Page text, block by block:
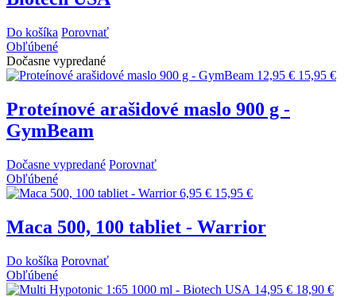
Do košíka Porovnať
Obľúbené
Dočasne vypredané
12,95 € 15,95 €
Proteínové arašidové maslo 900 g -
GymBeam
Dočasne vypredané Porovnať
Obľúbené
6,95 € 15,95 €
Maca 500, 100 tabliet - Warrior
Do košíka Porovnať
Obľúbené
14,95 € 18,90 €